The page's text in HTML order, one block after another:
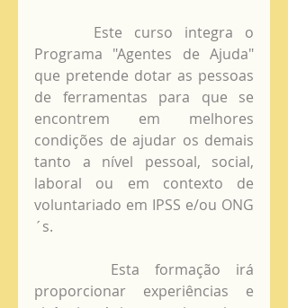
Programa "Agentes de Ajuda"
que pretende dotar as pessoas
de ferramentas para que se
encontrem em melhores
condições de ajudar os demais
tanto a nível pessoal, social,
laboral ou em contexto de
voluntariado em IPSS e/ou ONG
´s.
proporcionar experiências e